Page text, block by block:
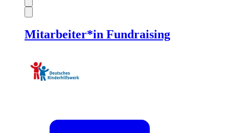
Mitarbeiter*in Fundraising